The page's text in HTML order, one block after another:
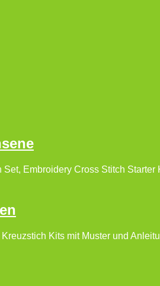
Embroidery Cross Stitch Starter
Kits mit Muster und